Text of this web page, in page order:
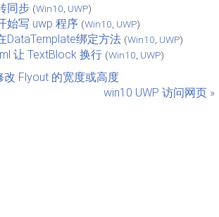
同步 (Win10 UWP)
始写 uwp 程序 (Win10 UWP)
DataTemplate绑定方法 (Win10 UWP)
让 TextBlock 换行 (Win10 UWP)
改 Flyout 的宽度或高度
win10 UWP 访问网页 »